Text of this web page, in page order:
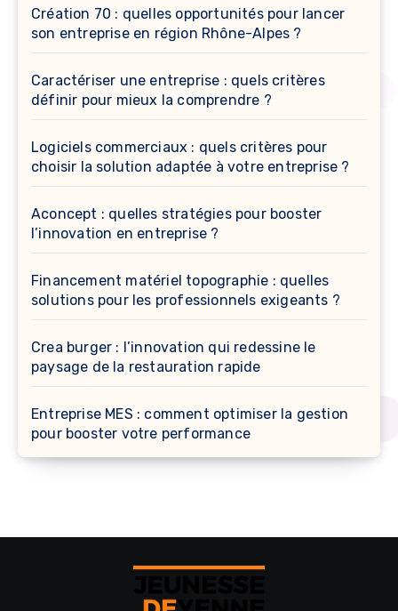
Création 70 : quelles opportunités pour lancer
son entreprise en région Rhône-Alpes ?
Caractériser une entreprise : quels critères
définir pour mieux la comprendre ?
Logiciels commerciaux : quels critères pour
choisir la solution adaptée à votre entreprise ?
Aconcept : quelles stratégies pour booster
l’innovation en entreprise ?
Financement matériel topographie : quelles
solutions pour les professionnels exigeants ?
Crea burger : l’innovation qui redessine le
paysage de la restauration rapide
Entreprise MES : comment optimiser la gestion
pour booster votre performance